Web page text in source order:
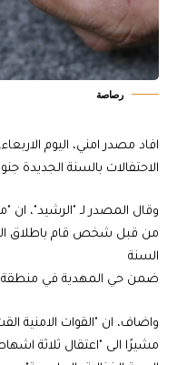
رصاصة
افاد مصدر امني، اليوم
الاحتفالات بالسنة الجديدة
وقال المصدر لـ "الرشيد"،
من قبل شخص قام باطلاق
السنة
ضمن حي المهدية في منطقة
واضاف، ان "القوات الامنية
مشيرًا الى "اعتقال ثلاثة